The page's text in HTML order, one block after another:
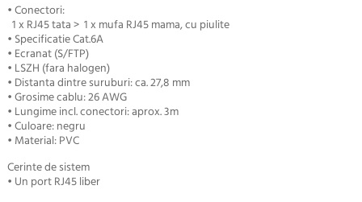
• Conectori:
1 x RJ45 tata > 1 x mufa RJ45 mama, cu piulite
• Specificatie Cat.6A
• Ecranat (S/FTP)
• LSZH (fara halogen)
• Distanta dintre suruburi: ca. 27,8 mm
• Grosime cablu: 26 AWG
• Lungime incl. conectori: aprox. 3m
• Culoare: negru
• Material: PVC
Cerinte de sistem
• Un port RJ45 liber